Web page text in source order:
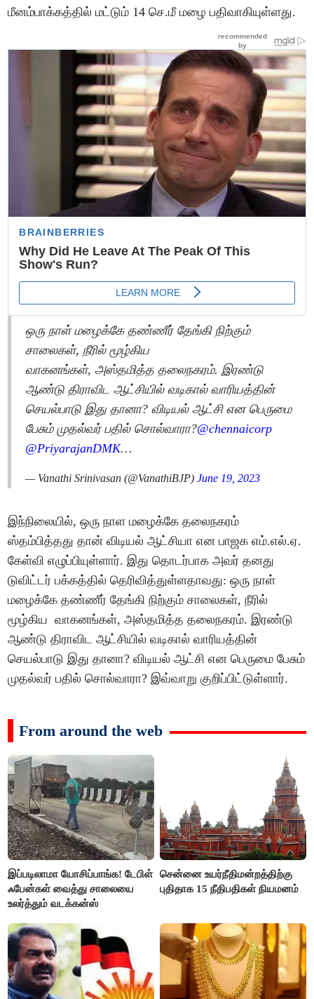
மீனம்பாக்கத்தில் மட்டும் 14 செ.மீ மழை பதிவாகியுள்ளது.
ஒரு நாள் மழைக்கே தண்ணீர் தேங்கி நிற்கும்
சாலைகள், நீரில் மூழ்கிய
வாகனங்கள், அஸ்தமித்த தலைநகரம். இரண்டு
ஆண்டு திராவிட ஆட்சியில் வடிகால் வாரியத்தின்
செயல்பாடு இது தானா? விடியல் ஆட்சி என பெருமை
பேசும் முதல்வர் பதில் சொல்வாரா?@chennaicorp
@PriyarajanDMK…
— Vanathi Srinivasan (@VanathiBJP)June 19, 2023
இந்நிலையில், ஒரு நாள மழைக்கே தலைநகரம்
ஸ்தம்பித்தது தான் விடியல் ஆட்சியா என பாஜக எம்.எல்.ஏ.
கேள்வி எழுப்பியுள்ளார். இது தொடர்பாக அவர் தனது
டுவிட்டர் பக்கத்தில் தெரிவித்துள்ளதாவது: ஒரு நாள்
மழைக்கே தண்ணீர் தேங்கி நிற்கும் சாலைகள், நீரில்
மூழ்கிய வாகனங்கள், அஸ்தமித்த தலைநகரம். இரண்டு
ஆண்டு திராவிட ஆட்சியில் வடிகால் வாரியத்தின்
செயல்பாடு இது தானா? விடியல் ஆட்சி என பெருமை பேசும்
முதல்வர் பதில் சொல்வாரா? இவ்வாறு குறிப்பிட்டுள்ளார்.
From around the web
இப்படிலாமா யோசிப்பாங்க! டேபிள்
ஃபேன்கள் வைத்து சாலையை
உலர்த்தும் வடக்கன்ஸ்
சென்னை உயர்நீதிமன்றத்திற்கு
புதிதாக 15 நீதிபதிகள் நியமனம்